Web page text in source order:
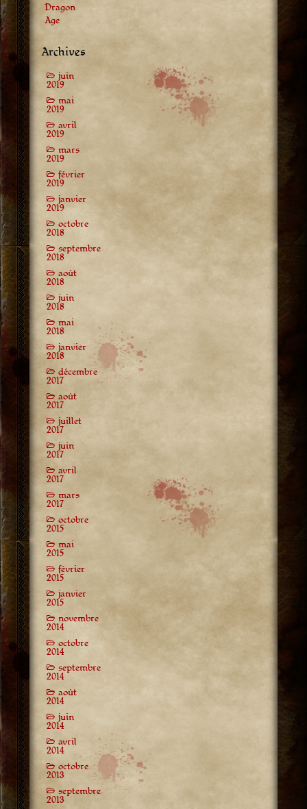
Dragon
Age
Archives
juin
2019
mai
2019
avril
2019
mars
2019
février
2019
janvier
2019
octobre
2018
septembre
2018
août
2018
juin
2018
mai
2018
janvier
2018
décembre
2017
août
2017
juillet
2017
juin
2017
avril
2017
mars
2017
octobre
2015
mai
2015
février
2015
janvier
2015
novembre
2014
octobre
2014
septembre
2014
août
2014
juin
2014
avril
2014
octobre
2013
septembre
2013